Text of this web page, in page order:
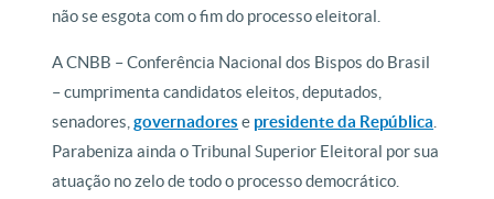
não se esgota com o fim do processo eleitoral.
A CNBB – Conferência Nacional dos Bispos do Brasil
– cumprimenta candidatos eleitos, deputados,
senadores,governadores e presidente da República
Parabeniza ainda o Tribunal Superior Eleitoral por sua
atuação no zelo de todo o processo democrático.